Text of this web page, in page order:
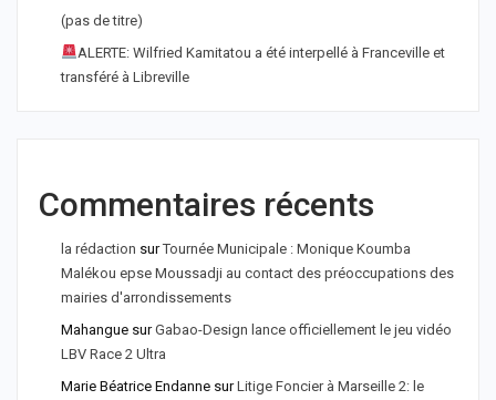
(pas de titre)
ALERTE: Wilfried Kamitatou a été interpellé à Franceville et
transféré à Libreville
Commentaires récents
la rédaction surTournée Municipale : Monique Koumba
Malékou epse Moussadji au contact des préoccupations des
mairies d'arrondissements
Mahangue surGabao-Design lance officiellement le jeu vidéo
LBV Race 2 Ultra
Marie Béatrice Endanne surLitige Foncier à Marseille 2: le